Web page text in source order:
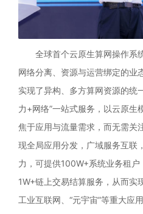
全球首个云原生算网操作系
网络分离、资源与运营绑定的业
实现了异构、多方算网资源的统
力+网络”一站式服务，以云原生
焦于应用与流量需求，而无需关
现全局应用分发，广域服务互联
力，可提供100W+系统业务租户
1W+链上交易结算服务，从而实
工业互联网、“元宇宙”等重大应用